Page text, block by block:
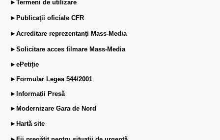
►Termeni de utilizare
►Publicații oficiale CFR
►Acreditare reprezentanți Mass-Media
►Solicitare acces filmare Mass-Media
►ePetiție
►Formular Legea 544/2001
►Informații Presă
►Modernizare Gara de Nord
►Hartă site